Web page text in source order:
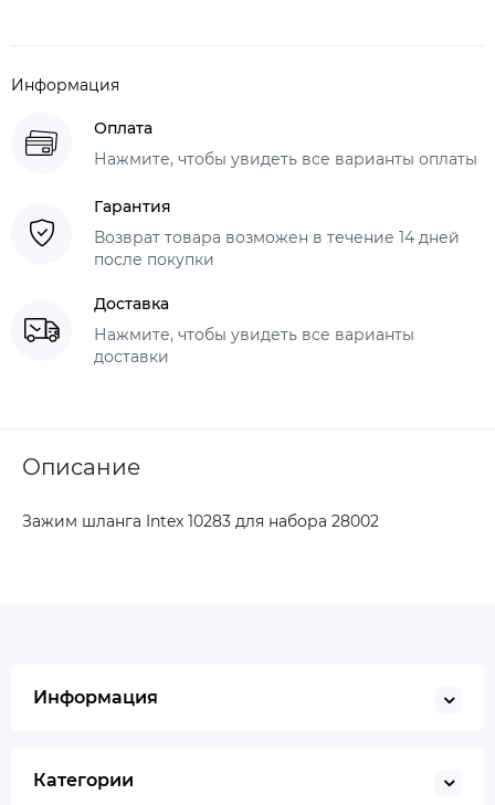
Информация
Оплата
Нажмите, чтобы увидеть все варианты оплаты
Гарантия
Возврат товара возможен в течение 14 дней
после покупки
Доставка
Нажмите, чтобы увидеть все варианты
доставки
Описание
Зажим шланга Intex 10283 для набора 28002
Информация
Категории